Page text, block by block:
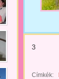
3
Címkék: